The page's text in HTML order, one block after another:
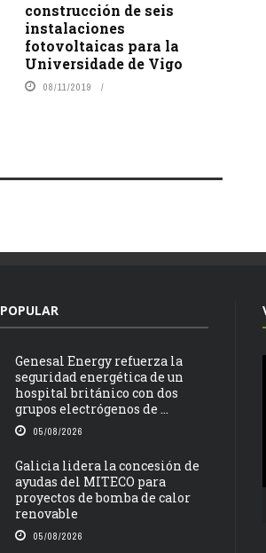
construcción de seis
instalaciones
fotovoltaicas para la
Universidade de Vigo
08/11/2019
POPULAR
Genesal Energy refuerza la
seguridad energética de un
hospital británico con dos
grupos electrógenos de ...
05/08/2026
Galicia lidera la concesión de
ayudas del MITECO para
proyectos de bomba de calor
renovable
05/08/2026